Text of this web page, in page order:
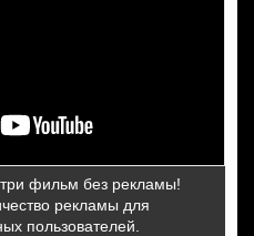
фильм без рекламы!
рекламы для
пользователей.